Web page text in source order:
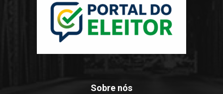
Sobre nós